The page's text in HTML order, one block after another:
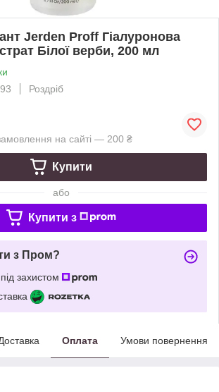
Jerden Proff Гіалуронова
Білої верби, 200 мл
Роздріб
на сайті — 200 ₴
Купити
або
Купити з
з Пром?
захистом
Оплата Умови повернення